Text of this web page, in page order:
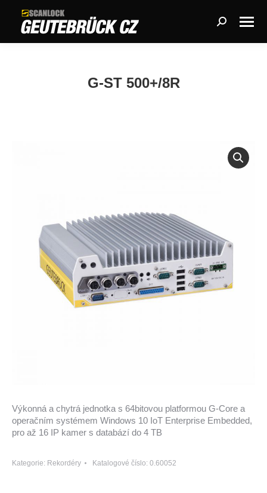
Search:
G-ST 500+/8R
Výkonná a chytrá jednotka s 64bitovou platformou G-Core a
operačním systémem Windows 10 IoT Enterprise Embedded,
pro až 16 IP kamer s databází do 4 TB
Kategorie: Rekordéry Katalogové číslo: 0.60052